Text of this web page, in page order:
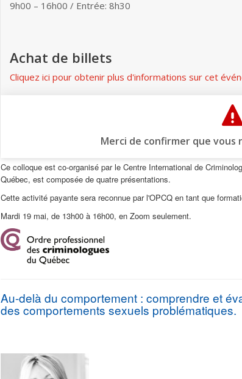
Ce colloque est co-organisé par le Centre International de
Québec, est composée de quatre présentations.
Cette activité payante sera reconnue par l'OPCQ en tant que
Mardi 19 mai, de 13h00 à 16h00, en Zoom seulement.
Au-delà du comportement : comprendre et
des comportements sexuels problématiques.